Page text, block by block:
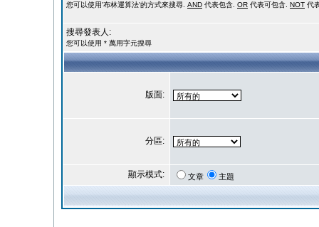
您可以使用'布林運算法'的方式來搜尋. AND 代表包含. OR 代表可包含. NOT 代
搜尋發表人:
您可以使用 * 萬用字元搜尋
版面:
分區:
顯示模式: 文章 主題